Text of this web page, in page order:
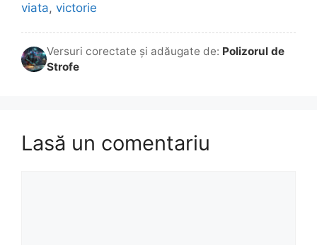
viata, victorie
Versuri corectate și adăugate de: Polizorul de
Strofe
Lasă un comentariu